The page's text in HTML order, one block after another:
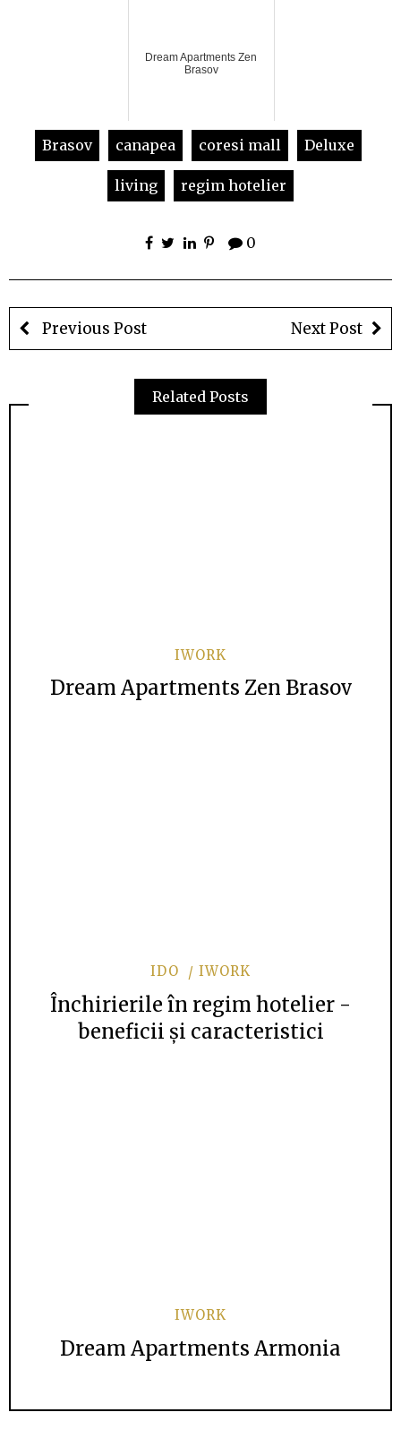
Dream Apartments Zen
Brasov
Brasov canapea coresi mall Deluxe
living regim hotelier
0
Previous Post Next Post
Related Posts
IWORK
Dream Apartments Zen Brasov
IDO IWORK
Închirierile în regim hotelier -
beneficii și caracteristici
IWORK
Dream Apartments Armonia